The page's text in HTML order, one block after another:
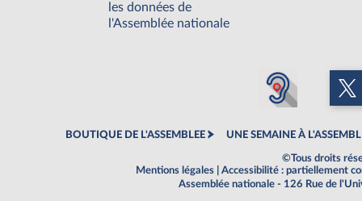
les données de
l'Assemblée nationale
BOUTIQUE DE L'ASSEMBLEE UNE SEMAINE À
©Tous droits
Mentions légales
Accessibilité : partiellement
Assemblée nationale - 126 Rue de